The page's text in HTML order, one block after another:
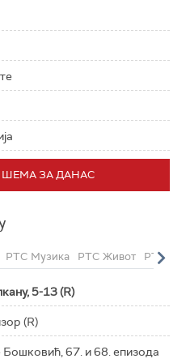
ЗА ДАНАС
РТС Музика РТС Живот РТС
5-13 (R)
(R)
Бошковић, 67. и 68. епизода